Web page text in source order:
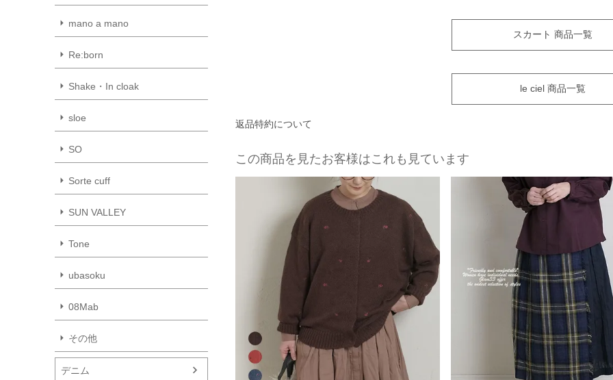
mano a mano
Re:born
Shake・In cloak
sloe
SO
Sorte cuff
SUN VALLEY
Tone
ubasoku
08Mab
その他
デニム
スカート 商品一覧
le ciel 商品一覧
返品特約について
この商品を見たお客様はこれも見ています